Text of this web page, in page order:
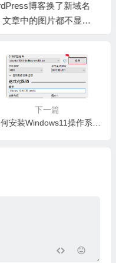
了新的iPhone，通讯录
忘录的信息没有同步过
下一篇
如何安装Windows11操作系统？win11的使用体验还不错！